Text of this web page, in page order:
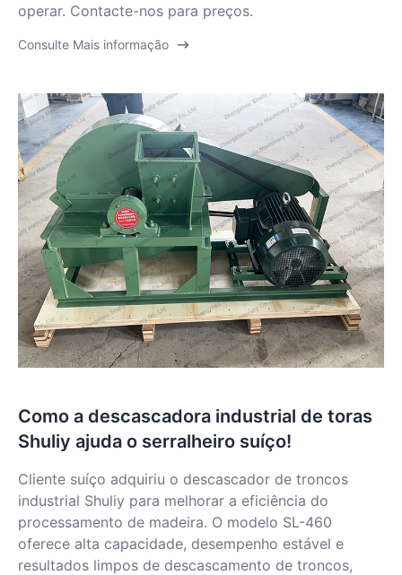
operar. Contacte-nos para preços.
Consulte Mais informação
Como a descascadora industrial de toras
Shuliy ajuda o serralheiro suíço!
Cliente suíço adquiriu o descascador de troncos
industrial Shuliy para melhorar a eficiência do
processamento de madeira. O modelo SL-460
oferece alta capacidade, desempenho estável e
resultados limpos de descascamento de troncos,